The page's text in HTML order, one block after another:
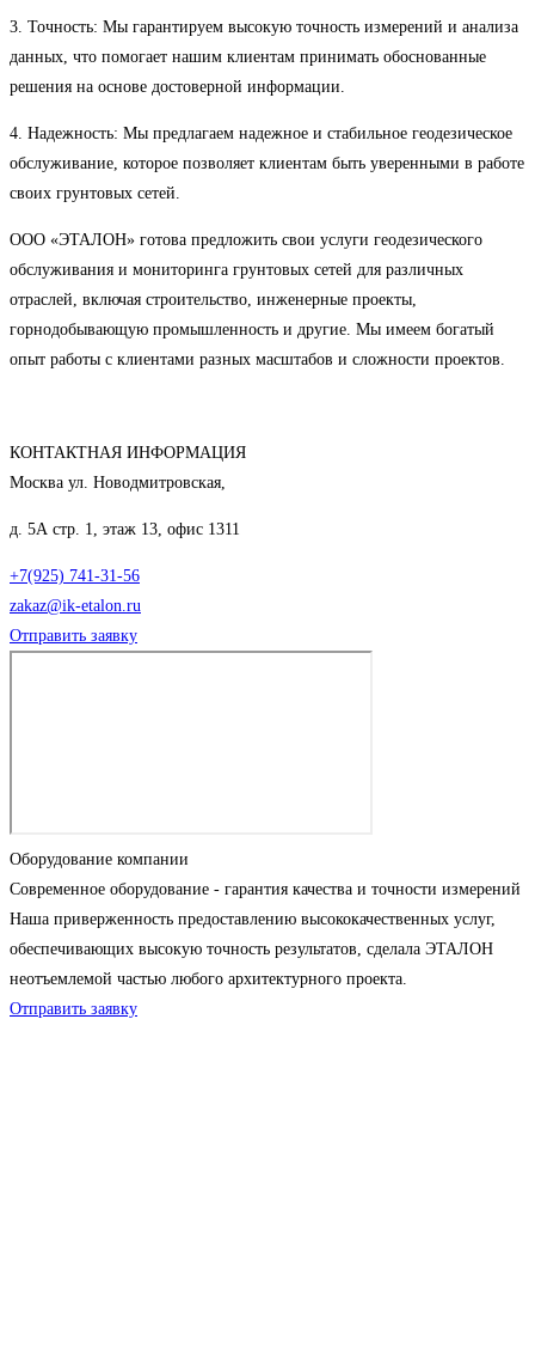
3. Точность: Мы гарантируем высокую точность измерений и анализа
данных, что помогает нашим клиентам принимать обоснованные
решения на основе достоверной информации.
4. Надежность: Мы предлагаем надежное и стабильное геодезическое
обслуживание, которое позволяет клиентам быть уверенными в работе
своих грунтовых сетей.
ООО «ЭТАЛОН» готова предложить свои услуги геодезического
обслуживания и мониторинга грунтовых сетей для различных
отраслей, включая строительство, инженерные проекты,
горнодобывающую промышленность и другие. Мы имеем богатый
опыт работы с клиентами разных масштабов и сложности проектов.
КОНТАКТНАЯ ИНФОРМАЦИЯ
Москва ул. Новодмитровская,
д. 5А стр. 1, этаж 13, офис 1311
+7(925) 741-31-56
zakaz@ik-etalon.ru
Отправить заявку
Оборудование компании
Современное оборудование - гарантия качества и точности измерений
Наша приверженность предоставлению высококачественных услуг,
обеспечивающих высокую точность результатов, сделала ЭТАЛОН
неотъемлемой частью любого архитектурного проекта.
Отправить заявку